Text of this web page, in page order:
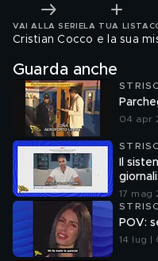
VAI ALLA SERIE LA TUA LISTA
Cristian Cocco e la sua
Guarda anche
04 apr
Il
senza
17 mag
POV:
14 lug |